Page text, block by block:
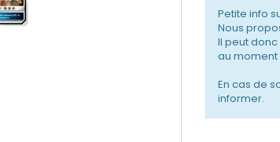
Petite info
Nous
Il peut
au
En cas de
informer.